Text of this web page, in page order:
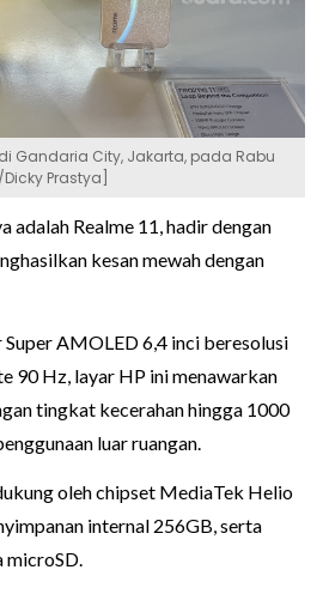
di Gandaria City, Jakarta, pada Rabu
Prastya]
adalah Realme 11, hadir dengan
kesan mewah dengan
AMOLED 6,4 inci beresolusi
90 Hz, layar HP ini menawarkan
tingkat kecerahan hingga 1000
luar ruangan.
oleh chipset MediaTek Helio
internal 256GB, serta
microSD.